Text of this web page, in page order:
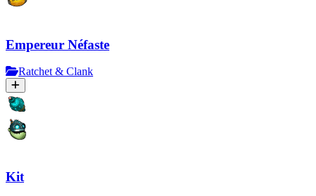
Empereur Néfaste
Ratchet & Clank
Kit